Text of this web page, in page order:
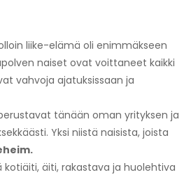
liike-elämä oli enimmäkseen
naiset ovat voittaneet kaikki
vahvoja ajatuksissaan ja
tänään oman yrityksen ja
Yksi niistä naisista, joista
kotiäiti, äiti, rakastava ja huolehtiva